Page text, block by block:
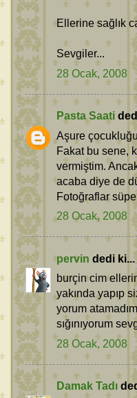
Ellerine sağlık
Sevgiler...
28 Ocak, 2008
Pasta Saati
Aşure
Fakat bu sene,
vermiştim.
acaba diye de
Fotoğraflar
28 Ocak, 2008
pervin dedi ki...
burçin cim
yakında yapıp
yorum
sığınıyorum
28 Ocak, 2008
Damak Tadı